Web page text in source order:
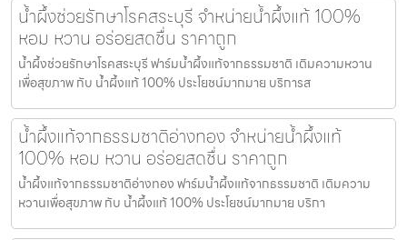
น้ำผึ้งช่วยรักษาโรคสระบุรี จำหน่ายน้ำผึ้งแท้ 100%
หอม หวาน อร่อยสดชื่น ราคาถูก
น้ำผึ้งช่วยรักษาโรคสระบุรี ฟาร์มน้ำผึ้งแท้จากธรรมชาติ เติมความหวาน
เพื่อสุขภาพ กับ น้ำผึ้งแท้ 100% ประโยชน์มากมาย บริการส
น้ำผึ้งแท้จากธรรมชาติอ่างทอง จำหน่ายน้ำผึ้งแท้
100% หอม หวาน อร่อยสดชื่น ราคาถูก
น้ำผึ้งแท้จากธรรมชาติอ่างทอง ฟาร์มน้ำผึ้งแท้จากธรรมชาติ เติมความ
หวานเพื่อสุขภาพ กับ น้ำผึ้งแท้ 100% ประโยชน์มากมาย บริกา